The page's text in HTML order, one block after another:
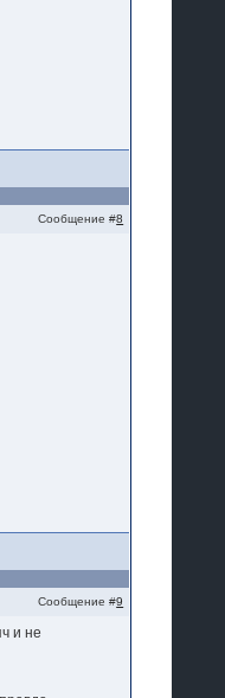
Сообщение #8
Сообщение #9
и не